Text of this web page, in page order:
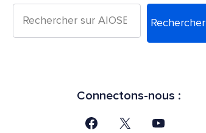
Rechercher
Connectons-nous :